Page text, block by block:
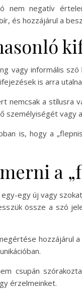
nem negatív
és hozzájárul a
vagy informális
is arra
nemcsak a
személyiségét vagy
is, hogy a
a
egy új vagy
össze a szó
hozzájárul
csupán
érzelmeinket.